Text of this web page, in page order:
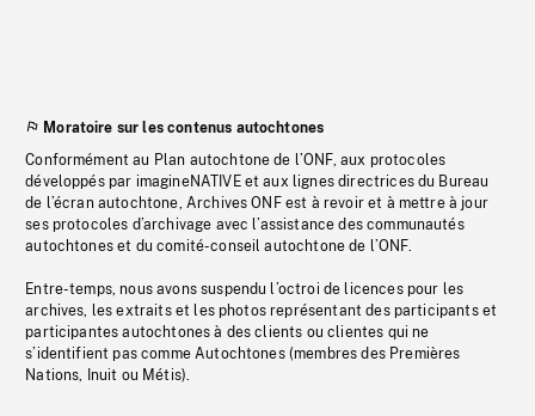
Moratoire sur les contenus autochtones
Conformément au Plan autochtone de l’ONF, aux protocoles
développés par imagineNATIVE et aux lignes directrices du Bureau
de l’écran autochtone, Archives ONF est à revoir et à mettre à jour
ses protocoles d’archivage avec l’assistance des communautés
autochtones et du comité-conseil autochtone de l’ONF.
Entre-temps, nous avons suspendu l’octroi de licences pour les
archives, les extraits et les photos représentant des participants et
participantes autochtones à des clients ou clientes qui ne
s’identifient pas comme Autochtones (membres des Premières
Nations, Inuit ou Métis).